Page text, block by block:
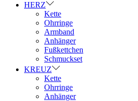
HERZ
Kette
Ohrringe
Armband
Anhänger
Fußkettchen
Schmuckset
KREUZ
Kette
Ohrringe
Anhänger